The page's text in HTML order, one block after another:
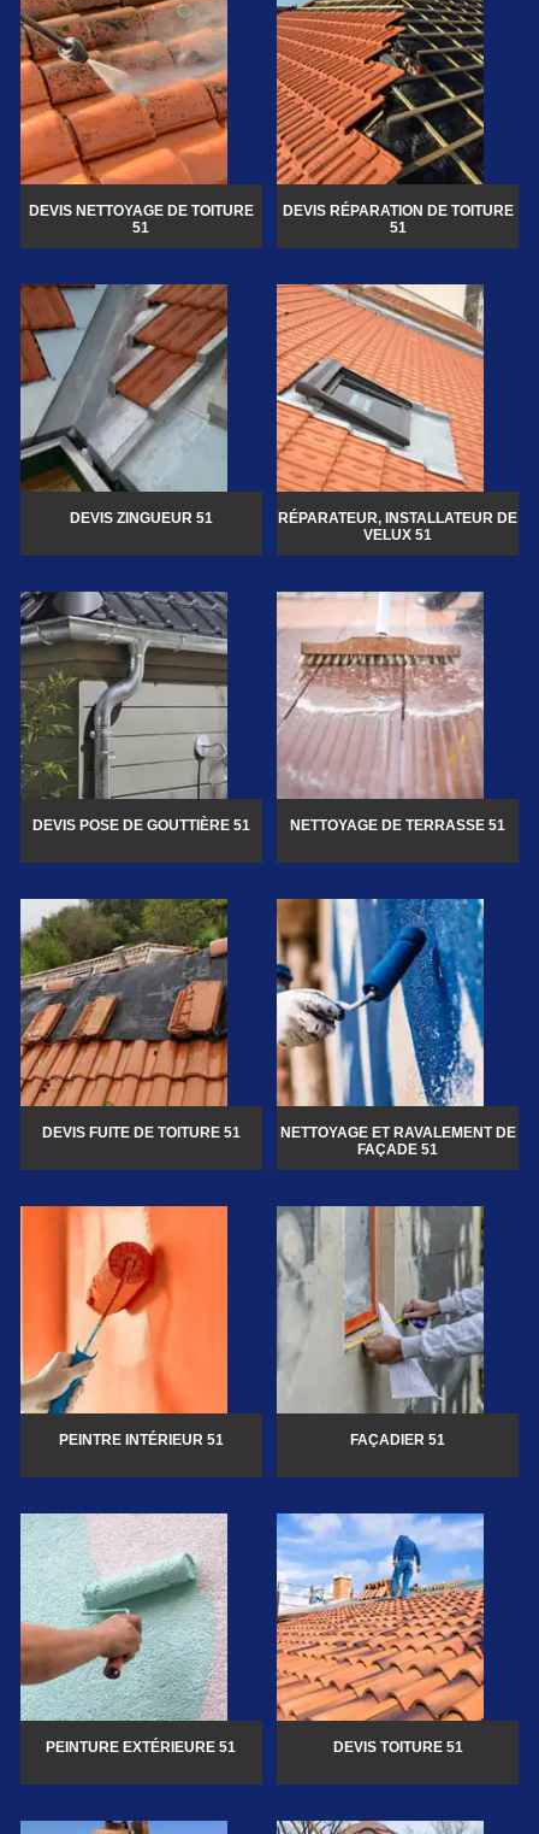
DEVIS NETTOYAGE DE TOITURE
51
DEVIS RÉPARATION DE TOITURE
51
DEVIS ZINGUEUR 51
RÉPARATEUR, INSTALLATEUR DE
VELUX 51
DEVIS POSE DE GOUTTIÈRE 51 NETTOYAGE DE TERRASSE 51
DEVIS FUITE DE TOITURE 51
NETTOYAGE ET RAVALEMENT DE
FAÇADE 51
PEINTRE INTÉRIEUR 51 FAÇADIER 51
PEINTURE EXTÉRIEURE 51 DEVIS TOITURE 51